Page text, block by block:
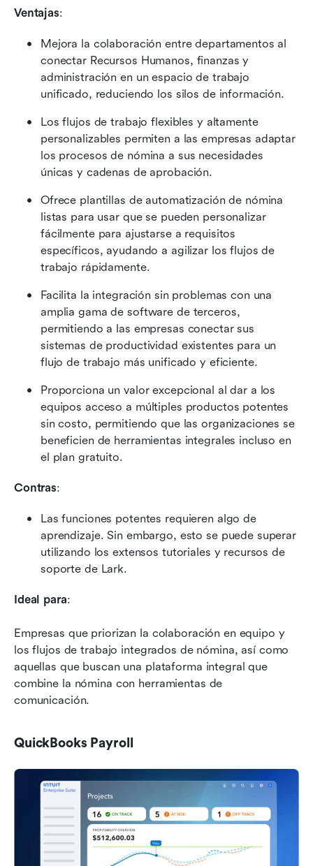
Ventajas:
Mejora la colaboración entre departamentos al
conectar Recursos Humanos, finanzas y
administración en un espacio de trabajo
unificado, reduciendo los silos de información.
Los flujos de trabajo flexibles y altamente
personalizables permiten a las empresas adaptar
los procesos de nómina a sus necesidades
únicas y cadenas de aprobación.
Ofrece plantillas de automatización de nómina
listas para usar que se pueden personalizar
fácilmente para ajustarse a requisitos
específicos, ayudando a agilizar los flujos de
trabajo rápidamente.
Facilita la integración sin problemas con una
amplia gama de software de terceros,
permitiendo a las empresas conectar sus
sistemas de productividad existentes para un
flujo de trabajo más unificado y eficiente.
Proporciona un valor excepcional al dar a los
equipos acceso a múltiples productos potentes
sin costo, permitiendo que las organizaciones se
beneficien de herramientas integrales incluso en
el plan gratuito.
Contras:
Las funciones potentes requieren algo de
aprendizaje. Sin embargo, esto se puede superar
utilizando los extensos tutoriales y recursos de
soporte de Lark.
Ideal para:
Empresas que priorizan la colaboración en equipo y
los flujos de trabajo integrados de nómina, así como
aquellas que buscan una plataforma integral que
combine la nómina con herramientas de
comunicación.
QuickBooks Payroll